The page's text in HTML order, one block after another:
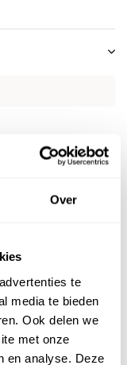
Over
te
media te bieden
Ook delen we
met onze
en analyse. Deze